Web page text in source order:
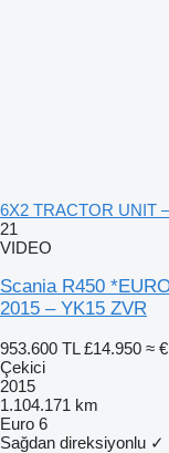
6X2 TRACTOR UNIT
21
VIDEO
Scania R450
2015 – YK15 ZVR
953.600 TL £14.950 ≈
Çekici
2015
1.104.171 km
Euro 6
Sağdan direksiyonlu ✓